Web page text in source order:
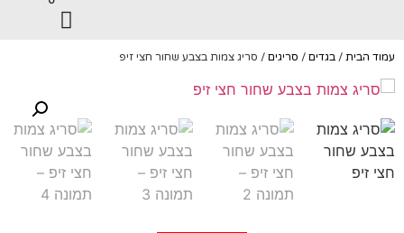
עמוד הבית / בגדים / סריגים / סריג צמות בצבע שחור חצי זיפ